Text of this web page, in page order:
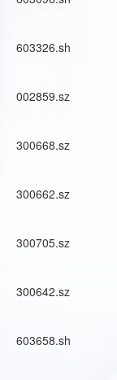
603326.sh
002859.sz
300668.sz
300662.sz
300705.sz
300642.sz
603658.sh